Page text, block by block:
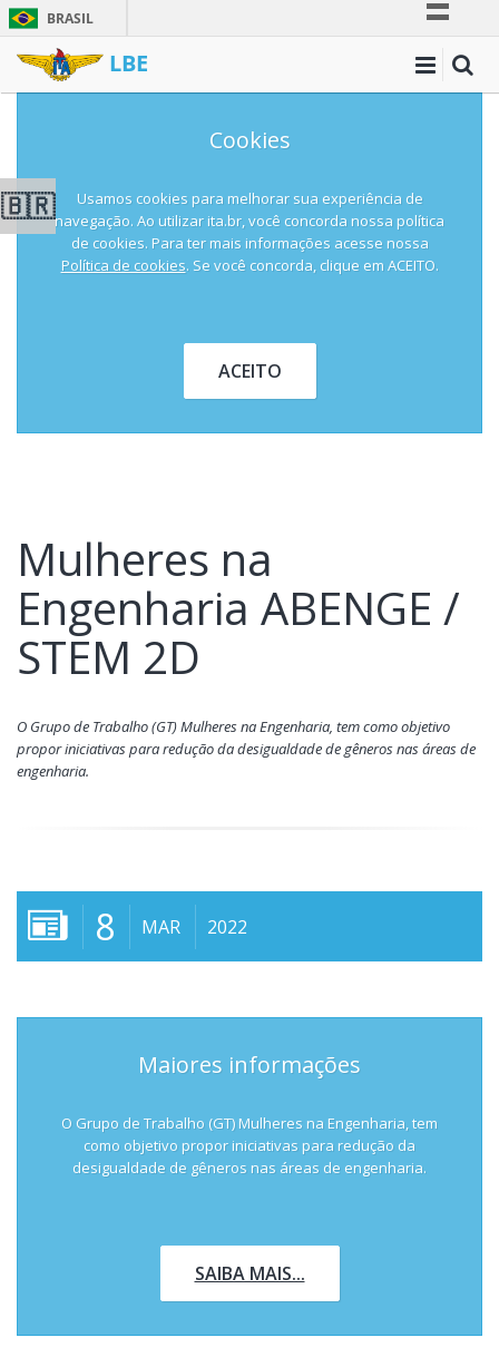
🇧🇷
BRASIL
Acesso à informação
Canais
LBE
Cookies
Usamos cookies para melhorar sua experiência de
navegação. Ao utilizar ita.br, você concorda nossa política
de cookies. Para ter mais informações acesse nossa
Política de cookies. Se você concorda, clique em ACEITO.
ACEITO
Mulheres na
Engenharia ABENGE /
STEM 2D
O Grupo de Trabalho (GT) Mulheres na Engenharia, tem como objetivo
propor iniciativas para redução da desigualdade de gêneros nas áreas de
engenharia.
8 MAR 2022
Maiores informações
O Grupo de Trabalho (GT) Mulheres na Engenharia, tem
como objetivo propor iniciativas para redução da
desigualdade de gêneros nas áreas de engenharia.
SAIBA MAIS...